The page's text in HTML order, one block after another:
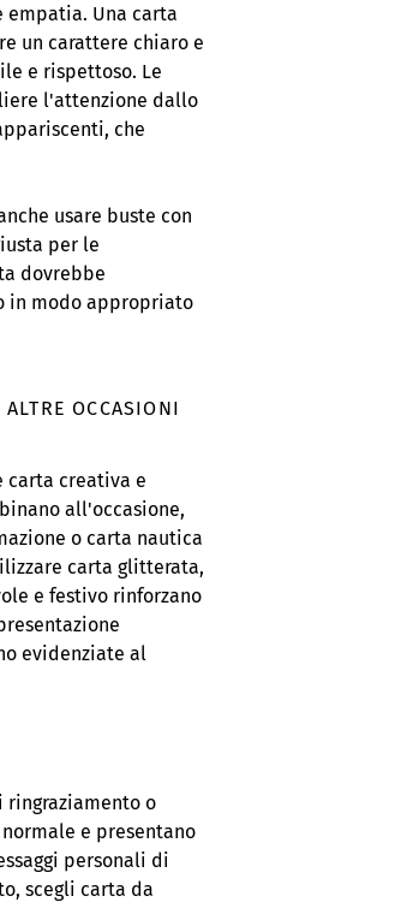
empatia. Una carta
un carattere chiaro e
e rispettoso. Le
l'attenzione dallo
che
usare buste con
per le
dovrebbe
in modo appropriato
OCCASIONI
carta creativa e
all'occasione,
o carta nautica
carta glitterata,
e festivo rinforzano
evidenziate al
o
e presentano
personali di
scegli carta da